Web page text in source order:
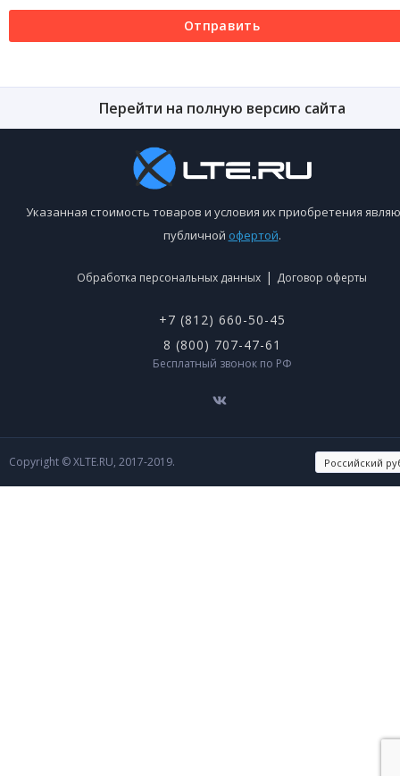
Отправить
Перейти на полную версию сайта
Указанная стоимость товаров и условия их приобретения
публичной офертой.
Обработка персональных данных | Договор оферты
+7 (812) 660-50-45
8 (800) 707-47-61
Бесплатный звонок по РФ
Copyright © XLTE.RU, 2017-2019.